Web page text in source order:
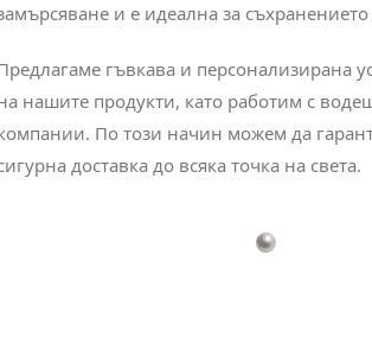
и е идеална за
гъвкава и персонализирана
нашите продукти, като работим с
По този начин можем да
доставка до всяка точка на света.